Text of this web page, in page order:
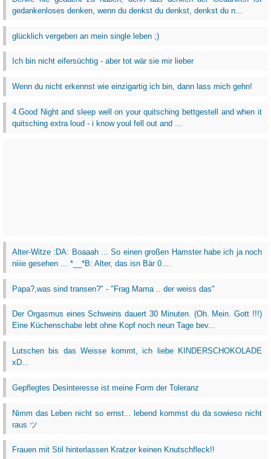
gedankenloses denken, wenn du denkst du denkst, denkst du n...
glücklich vergeben an mein single leben ;)
Ich bin nicht eifersüchtig - aber tot wär sie mir lieber
Wenn du nicht erkennst wie einzigartig ich bin, dann lass mich gehn!
4.Good Night and sleep well on your quitsching bettgestell and when it
quitsching extra loud - i know youl fell out and ...
Alter-Witze :DA: Boaaah ... So einen großen Hamster habe ich ja noch
niiie gesehen ... *__*B: Alter, das isn Bär 0....
Papa?,was sind transen?" - "Frag Mama .. der weiss das"
Der Orgasmus eines Schweins dauert 30 Minuten. (Oh. Mein. Gott !!!)
Eine Küchenschabe lebt ohne Kopf noch neun Tage bev...
Lutschen bis das Weisse kommt, ich liebe KINDERSCHOKOLADE
xD...
Gepflegtes Desinteresse ist meine Form der Toleranz
Nimm das Leben nicht so ernst... lebend kommst du da sowieso nicht
raus ツ
Frauen mit Stil hinterlassen Kratzer keinen Knutschfleck!!